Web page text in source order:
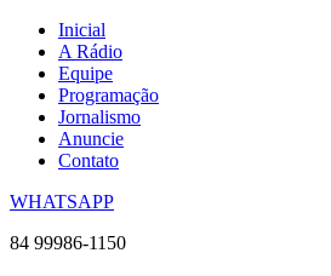
Inicial
A Rádio
Equipe
Programação
Jornalismo
Anuncie
Contato
WHATSAPP
84 99986-1150